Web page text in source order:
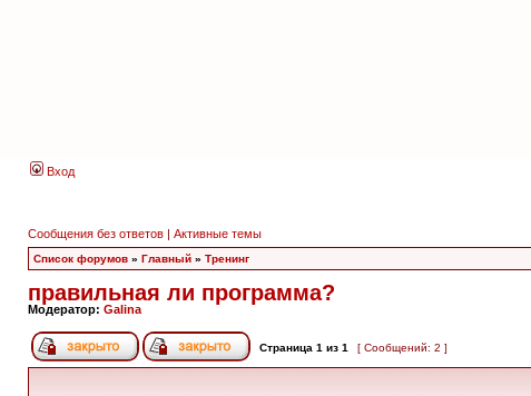
Вход
Сообщения без ответов | Активные темы
Список форумов » Главный » Тренинг
правильная ли программа?
Модератор: Galina
Страница 1 из 1 [ Сообщений: 2 ]